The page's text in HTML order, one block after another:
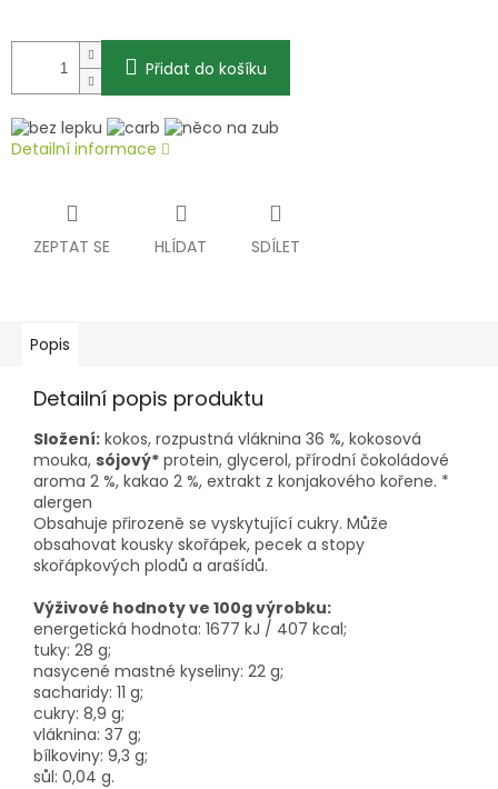
Přidat do košíku
Detailní informace
ZEPTAT SE HLÍDAT SDÍLET
Popis
Detailní popis produktu
Složení: kokos, rozpustná vláknina 36 %, kokosová
mouka, sójový* protein, glycerol, přírodní čokoládové
aroma 2 %, kakao 2 %, extrakt z konjakového kořene. *
alergen
Obsahuje přirozeně se vyskytující cukry. Může
obsahovat kousky skořápek, pecek a stopy
skořápkových plodů a arašídů.
Výživové hodnoty ve 100g výrobku:
energetická hodnota: 1677 kJ / 407 kcal;
tuky: 28 g;
nasycené mastné kyseliny: 22 g;
sacharidy: 11 g;
cukry: 8,9 g;
vláknina: 37 g;
bílkoviny: 9,3 g;
sůl: 0,04 g.